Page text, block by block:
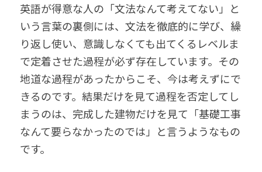
英語が得意な人の「文法なんて考えてない」と
いう言葉の裏側には、文法を徹底的に学び、繰
り返し使い、意識しなくても出てくるレベルま
で定着させた過程が必ず存在しています。その
地道な過程があったからこそ、今は考えずにで
きるのです。結果だけを見て過程を否定してし
まうのは、完成した建物だけを見て「基礎工事
なんて要らなかったのでは」と言うようなもの
です。